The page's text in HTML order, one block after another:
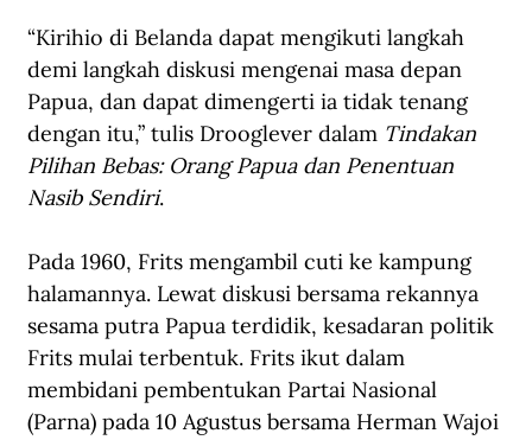
“Kirihio di Belanda dapat mengikuti langkah
demi langkah diskusi mengenai masa depan
Papua, dan dapat dimengerti ia tidak tenang
dengan itu,” tulis Drooglever dalam Tindakan
Pilihan Bebas: Orang Papua dan Penentuan
Nasib Sendiri.
Pada 1960, Frits mengambil cuti ke kampung
halamannya. Lewat diskusi bersama rekannya
sesama putra Papua terdidik, kesadaran politik
Frits mulai terbentuk. Frits ikut dalam
membidani pembentukan Partai Nasional
(Parna) pada 10 Agustus bersama Herman Wajoi